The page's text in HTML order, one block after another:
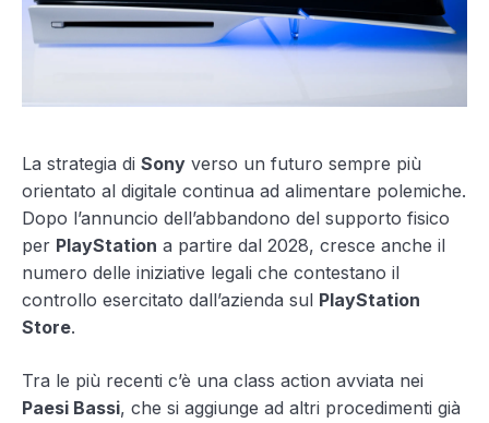
La strategia di Sony verso un futuro sempre più
orientato al digitale continua ad alimentare polemiche.
Dopo l’annuncio dell’abbandono del supporto fisico
per PlayStation a partire dal 2028, cresce anche il
numero delle iniziative legali che contestano il
controllo esercitato dall’azienda sul PlayStation
Store.
Tra le più recenti c’è una class action avviata nei
Paesi Bassi, che si aggiunge ad altri procedimenti già